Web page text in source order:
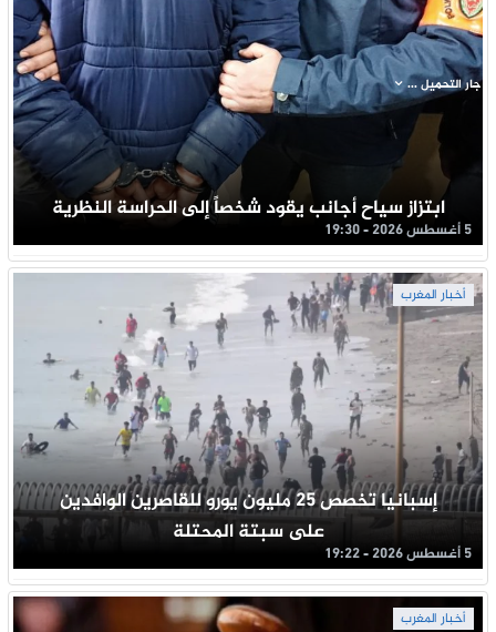
ابتزاز سياح أجانب يقود شخصاً إلى الحراسة النظرية
5 أغسطس 2026 - 19:30
أخبار المغرب
إسبانيا تخصص 25 مليون يورو للقاصرين الوافدين
على سبتة المحتلة
5 أغسطس 2026 - 19:22
أخبار المغرب
جار التحميل ...